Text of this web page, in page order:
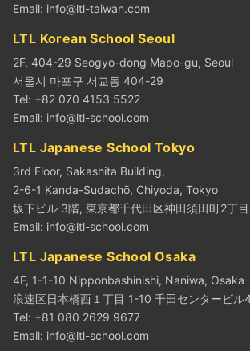
Email: info@ltl-taiwan.com
LTL Korean School Seoul
2F, 404-29 Seogyo-dong Mapo-gu, Seoul
서울시 마포구 서교동 404-29
Tel: +82 070 4153 5522
Email: info@ltl-school.com
LTL Japanese School Tokyo
3rd Floor, Sakashita Building,
2-6-1 Kanda-Sudachō, Chiyoda, Tokyo
坂下ビル 3階, 東京都千代田区神田須田町2丁
Email: info@ltl-school.com
LTL Japanese School Osaka
4F, 1-1-10 Nipponbashinishi, Naniwa, Osaka
浪速区日本橋西１丁目 1-10 千田センタービル
Tel: +81 080 2629 9677
Email: info@ltl-school.com